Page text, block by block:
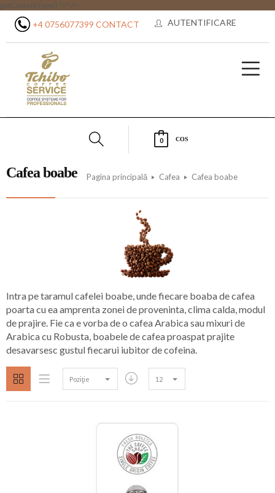
getContentType() ?>" />
+4 0756077399 CONTACT AUTENTIFICARE
0 COS
Cafea boabe Pagina principală Cafea Cafea boabe
Intra pe taramul cafelei boabe, unde fiecare boaba de cafea
poarta cu ea amprenta zonei de proveninta, clima calda, modul
de prajire. Fie ca e vorba de o cafea Arabica sau mixuri de
Arabica cu Robusta, boabele de cafea proaspat prajite
desavarsesc gustul fiecarui iubitor de cofeina.
12
Poziţie